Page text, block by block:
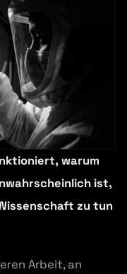
warum
ist,
zu tun
Arbeit, an